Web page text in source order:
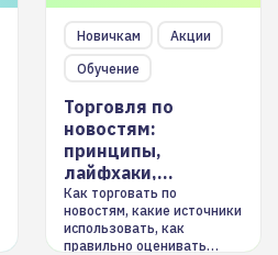
Новичкам
Акции
Обучение
Торговля по
новостям:
принципы,
лайфхаки,
инструменты
Как торговать по
новостям, какие источники
использовать, как
правильно оценивать